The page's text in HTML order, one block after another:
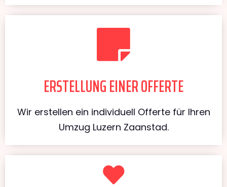
ERSTELLUNG EINER OFFERTE
Wir erstellen ein individuell Offerte für Ihren
Umzug Luzern Zaanstad.